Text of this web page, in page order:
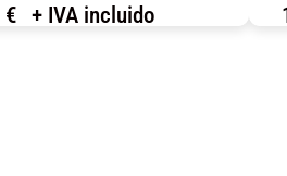
€ + IVA incluido